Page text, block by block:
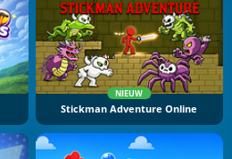
NIEUW
Stickman Adventure Online